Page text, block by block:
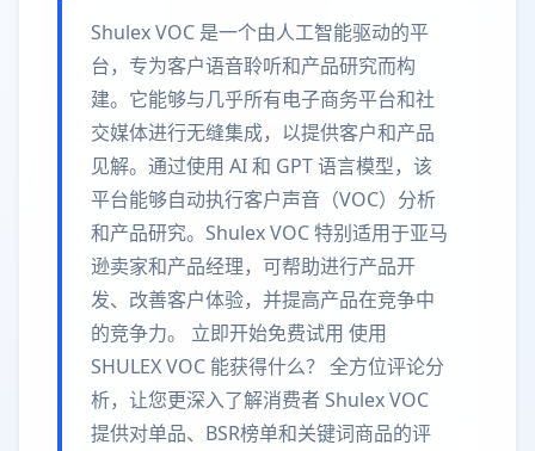
Shulex VOC 是一个由人工智能驱动的平
台，专为客户语音聆听和产品研究而构
建。它能够与几乎所有电子商务平台和社
交媒体进行无缝集成，以提供客户和产品
见解。通过使用 AI 和 GPT 语言模型，该
平台能够自动执行客户声音（VOC）分析
和产品研究。Shulex VOC 特别适用于亚马
逊卖家和产品经理，可帮助进行产品开
发、改善客户体验，并提高产品在竞争中
的竞争力。 立即开始免费试用 使用
SHULEX VOC 能获得什么？ 全方位评论分
析，让您更深入了解消费者 Shulex VOC
提供对单品、BSR榜单和关键词商品的评